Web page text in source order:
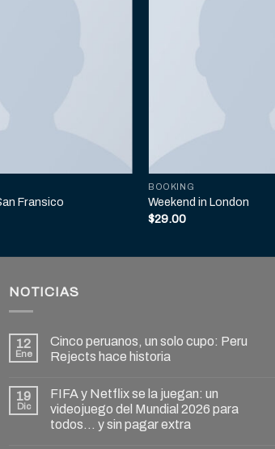
Fransico
BOOKING
Weekend in London
$29.00
NOTICIAS
12
Ene
Cinco peruanos, un solo cupo: Peru
Rejects hace historia
19
Dic
FIFA y Netflix se la juegan: un
videojuego del Mundial 2026 para
todos… y sin pagar extra